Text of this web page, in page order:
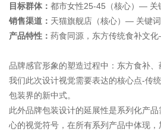
目标群体： 都市女性25-45（核心）— 关
销售渠道： 天猫旗舰店（核心）— 关键
产品特性： 药食同源，东方传统食补文
品牌感官形象的塑造过程中：东方食补
我们此次设计视觉需要表达的核心点-传
包装界的新中式。
此外品牌包装设计的延展性是系列化产
心的视觉符号，在所有系列产品中体现，